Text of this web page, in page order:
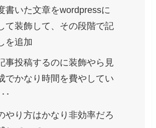
書いた文章をwordpressに
て装飾して、その段階で記
を追加
事投稿するのに装飾やら見
でかなり時間を費やしてい
･
やり方はかなり非効率だろ